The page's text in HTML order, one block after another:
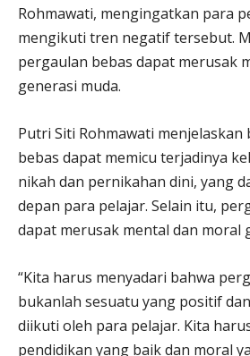
Rohmawati, mengingatkan para
mengikuti tren negatif tersebut.
pergaulan bebas dapat merusak
generasi muda.
Putri Siti Rohmawati menjelaskan
bebas dapat memicu terjadinya
nikah dan pernikahan dini, yang
depan para pelajar. Selain itu,
dapat merusak mental dan moral
“Kita harus menyadari bahwa
bukanlah sesuatu yang positif
diikuti oleh para pelajar. Kita
pendidikan yang baik dan moral